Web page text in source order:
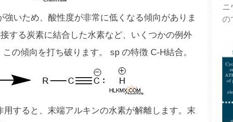
いため、酸性度が非常に低くなる傾向がありま
する炭素に結合した水素など、いくつかの例外
の傾向を打ち破ります。 sp の特徴 C-H結合。
すると、末端アルキンの水素が解離します。末
ニ
の